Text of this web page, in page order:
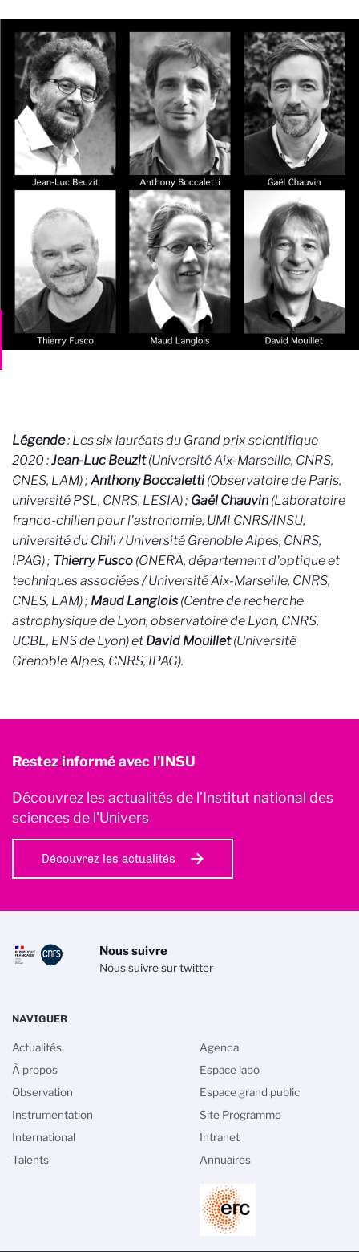
Légende: Les six lauréats du Grand prix scientifique
2020 :Jean-Luc Beuzit(Université Aix-Marseille, CNRS,
CNES, LAM) ; Anthony Boccaletti (Observatoire de Paris,
université PSL, CNRS, LESIA) ; Gaël Chauvin (Laboratoire
franco-chilien pour l'astronomie, UMI CNRS/INSU,
université du Chili / Université Grenoble Alpes, CNRS,
IPAG) ; Thierry Fusco (ONERA, département d'optique et
techniques associées /Université Aix-Marseille, CNRS,
CNES, LAM) ; Maud Langlois (Centre de recherche
astrophysique de Lyon, observatoire de Lyon, CNRS,
UCBL, ENS de Lyon) et David Mouillet(Université
Grenoble Alpes, CNRS, IPAG).
Restez informé avec l'INSU
Découvrez les actualités de l’Institut national des
sciences de l'Univers
Découvrez les actualités
Nous suivre
Nous suivre sur twitter
NAVIGUER
Actualités
À propos
Observation
Instrumentation
International
Talents
Agenda
Espace labo
Espace grand public
Site Programme
Intranet
Annuaires